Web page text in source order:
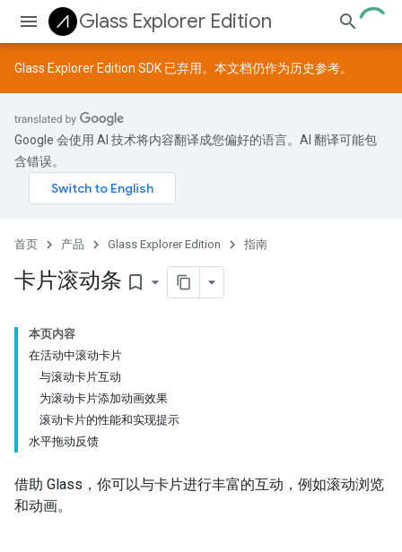
Glass Explorer Edition
Glass Explorer Edition SDK 已弃用。本文档仍作为历史参考。
Google 会使用 AI 技术将内容翻译成您偏好的语言。AI 翻译可能包
含错误。
首页 产品 Glass Explorer Edition 指南
卡片滚动条 bookmark_border
本页内容
在活动中滚动卡片
与滚动卡片互动
为滚动卡片添加动画效果
滚动卡片的性能和实现提示
水平拖动反馈
借助 Glass，你可以与卡片进行丰富的互动，例如滚动浏览
和动画。